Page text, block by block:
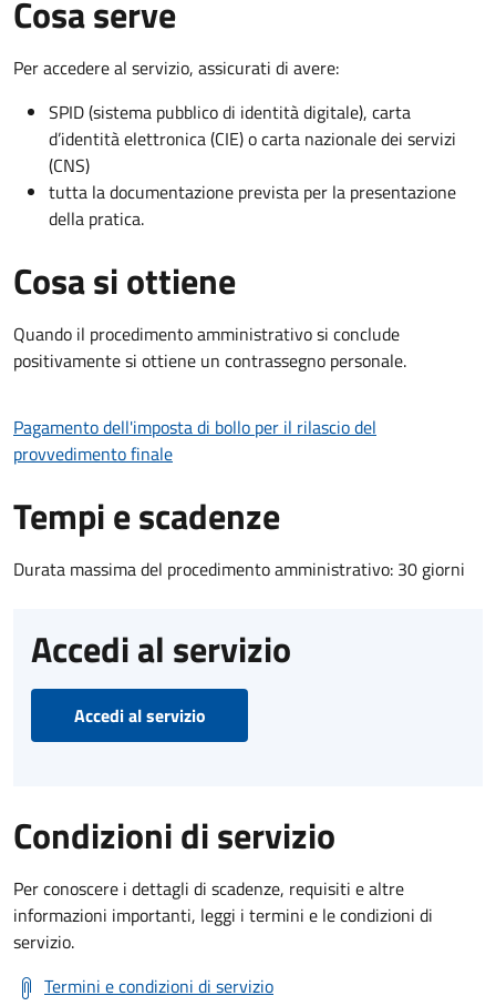
Cosa serve
Per accedere al servizio, assicurati di avere:
SPID (sistema pubblico di identità digitale), carta
d’identità elettronica (CIE) o carta nazionale dei servizi
(CNS)
tutta la documentazione prevista per la presentazione
della pratica.
Cosa si ottiene
Quando il procedimento amministrativo si conclude
positivamente si ottiene un contrassegno personale.
Pagamento dell'imposta di bollo per il rilascio del
provvedimento finale
Tempi e scadenze
Durata massima del procedimento amministrativo: 30 giorni
Accedi al servizio
Accedi al servizio
Condizioni di servizio
Per conoscere i dettagli di scadenze, requisiti e altre
informazioni importanti, leggi i termini e le condizioni di
servizio.
Termini e condizioni di servizio